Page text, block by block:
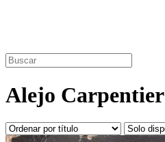
Alejo Carpentier